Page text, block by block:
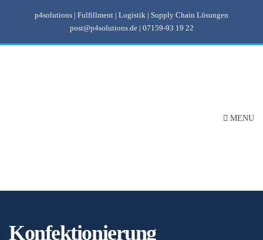
p4solutions | Fulfillment | Logistik | Supply Chain Lösungen
post@p4solutions.de| 07159-93 19 22
MENU
Konfektionierung